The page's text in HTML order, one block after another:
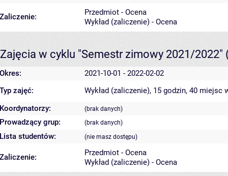
Zaliczenie:
Przedmiot - Ocena
Wykład (zaliczenie) - Ocena
Zajęcia w cyklu "Semestr zimowy 2021/2022"
Okres:
2021-10-01 - 2022-02-02
Typ zajęć:
Wykład (zaliczenie), 15 godzin, 40 miejsc
Koordynatorzy:
(brak danych)
Prowadzący grup: (brak danych)
Lista studentów: (nie masz dostępu)
Zaliczenie:
Przedmiot - Ocena
Wykład (zaliczenie) - Ocena